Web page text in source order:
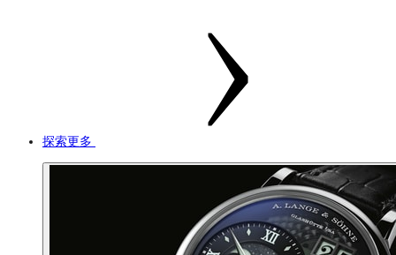
探索更多